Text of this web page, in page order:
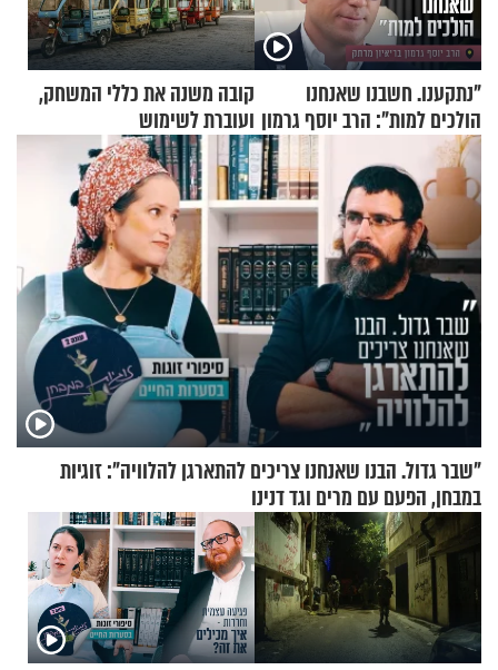
"נתקענו. חשבנו שאנחנו
הולכים למות": הרב יוסף גרמון
בריאיון מרתק
קובה משנה את כללי המשחק,
ועוברת לשימוש
בתלת־אופנועים סולאריים
"שבר גדול. הבנו שאנחנו צריכים להתארגן להלוויה": זוגיות
במבחן, הפעם עם מרים וגד דנינו